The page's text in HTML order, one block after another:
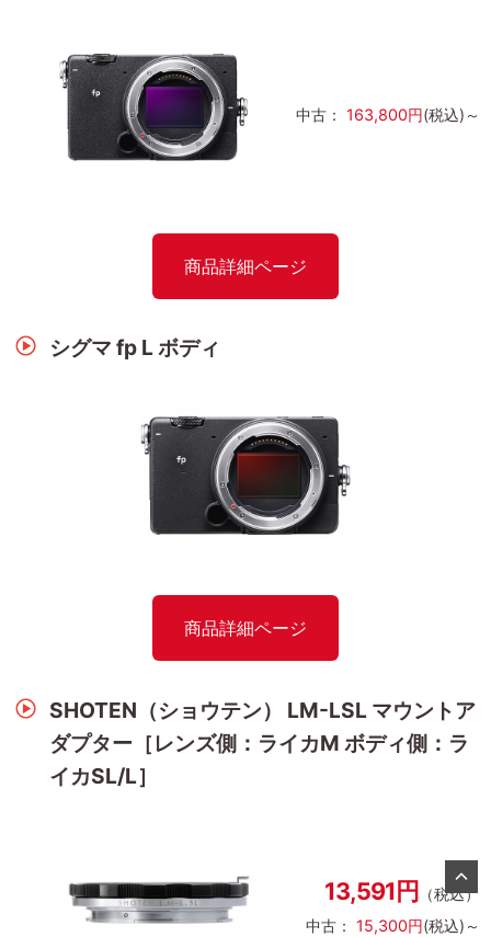
中古： 163,800円(税込)～
商品詳細ページ
シグマ fp L ボディ
商品詳細ページ
SHOTEN（ショウテン） LM-LSL マウントア
ダプター［レンズ側：ライカM ボディ側：ラ
イカSL/L］
13,591円 （税込）
中古： 15,300円(税込)～